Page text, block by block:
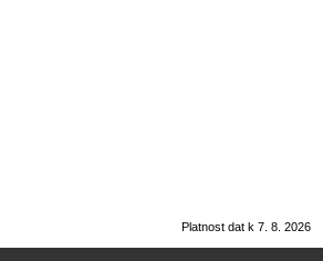
Platnost dat k 7. 8. 2026